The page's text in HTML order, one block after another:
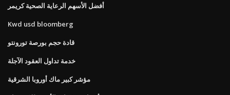
أفضل الأسهم الرعاية الصحية كريمر
Kwd usd bloomberg
قادة حجم بورصة تورونتو
خدمة تداول العقود الآجلة
مؤشر كبير ماك أوروبا الشرقية